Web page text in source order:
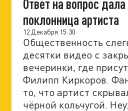
Ответ на вопрос
поклонница артиста
12 Декабря 15:30
Общественность
десятки видео с
вечеринки, где
Филипп Киркоров.
то, что артист
чёрной кольчугой.